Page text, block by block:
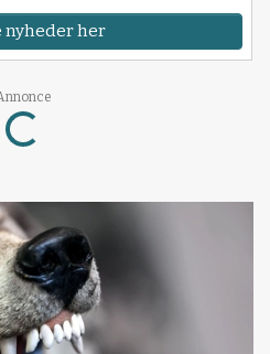
nyheder her
Loading...